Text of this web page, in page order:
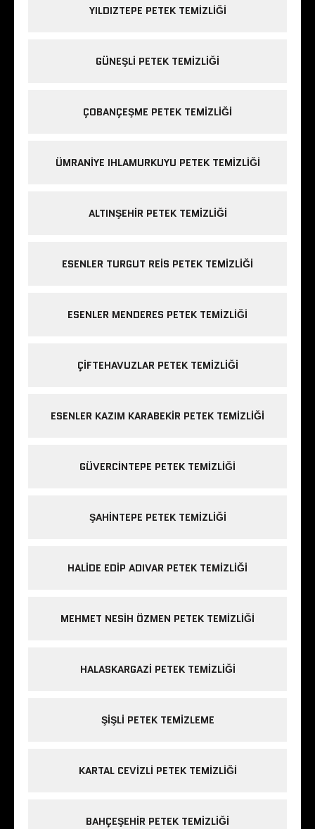
YILDIZTEPE PETEK TEMIZLIĞI
GÜNEŞLI PETEK TEMIZLIĞI
ÇOBANÇEŞME PETEK TEMIZLIĞI
ÜMRANIYE IHLAMURKUYU PETEK TEMIZLIĞI
ALTINŞEHIR PETEK TEMIZLIĞI
ESENLER TURGUT REIS PETEK TEMIZLIĞI
ESENLER MENDERES PETEK TEMIZLIĞI
ÇIFTEHAVUZLAR PETEK TEMIZLIĞI
ESENLER KAZIM KARABEKIR PETEK TEMIZLIĞI
GÜVERCINTEPE PETEK TEMIZLIĞI
ŞAHINTEPE PETEK TEMIZLIĞI
HALIDE EDIP ADIVAR PETEK TEMIZLIĞI
MEHMET NESIH ÖZMEN PETEK TEMIZLIĞI
HALASKARGAZI PETEK TEMIZLIĞI
ŞIŞLI PETEK TEMIZLEME
KARTAL CEVIZLI PETEK TEMIZLIĞI
BAHÇEŞEHIR PETEK TEMIZLIĞI